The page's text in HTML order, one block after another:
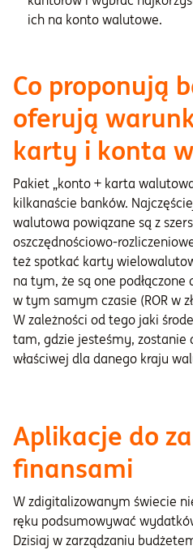
ich na konto walutowe.
Co proponują
oferują
karty i konta
Pakiet „konto + karta
kilkanaście banków.
walutowa powiązane są z
oszczędnościowo-
też spotkać karty
na tym, że są one
w tym samym czasie (ROR w
W zależności od tego jaki
tam, gdzie jesteśmy, zostanie
właściwej dla danego kraju
Aplikacje do
finansami
W zdigitalizowanym świecie
ręku podsumowywać
Dzisiaj w zarządzaniu